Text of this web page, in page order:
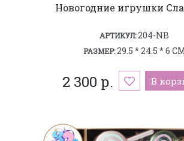
Новогодние игрушки
АРТИКУЛ:204-NB
РАЗМЕР:29.5 * 24.5 * 6
2 300 р. В